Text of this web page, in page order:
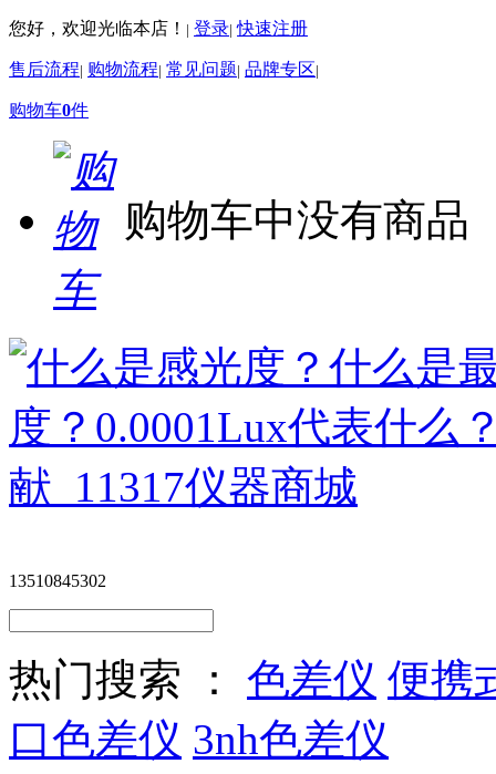
您好，欢迎光临本店！ | 登录| 快速注册
售后流程| 购物流程| 常见问题| 品牌专区|
购物车0件
购物车中没有商品
13510845302
热门搜索 ： 色差仪 便携
口色差仪 3nh色差仪